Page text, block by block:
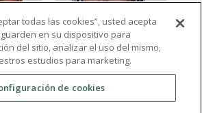
María Belén Blesa
Aledo
todas las cookies”, usted acepta
en su dispositivo para
del sitio, analizar el uso del mismo,
estudios para marketing.
de cookies